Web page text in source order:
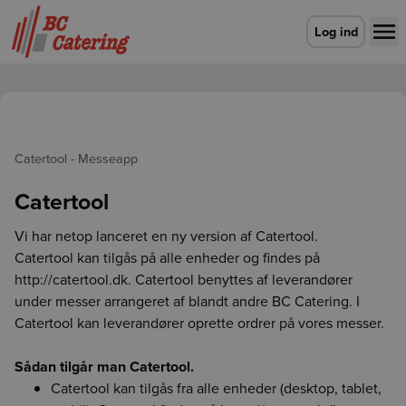
Gå til forsiden
Log ind
Vælg leveringsdag Luk
Catertool - Messeapp
Catertool
Vi har netop lanceret en ny version af Catertool.
Catertool kan tilgås på alle enheder og findes på
http://catertool.dk. Catertool benyttes af leverandører
under messer arrangeret af blandt andre BC Catering. I
Catertool kan leverandører oprette ordrer på vores messer.
Sådan tilgår man Catertool.
Catertool kan tilgås fra alle enheder (desktop, tablet,
Der skete en fejl
Login udløbet
lægge dine varer i kurven.
CO2e-beregner Luk
udledt ved fremskaffelse af 1 kg. drænvægt af den
pågældende råvare.
Detaljevisning Luk
Vælg leveringsdag
Enhed findes ikke
enheden null. Genindlæs siden for at fortsætte.
Vælg afdeling for at fortsætte
For at vise indholdet på siden skal du vælge en afdeling
BCA BCK BCS
Forrige Næste